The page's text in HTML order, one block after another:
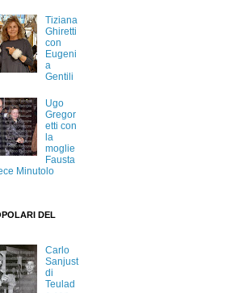
Tiziana
Ghiretti
con
Eugeni
a
Gentili
Ugo
Gregor
etti con
la
moglie
Fausta
Minutolo
DEL
Carlo
Sanjust
di
Teulad